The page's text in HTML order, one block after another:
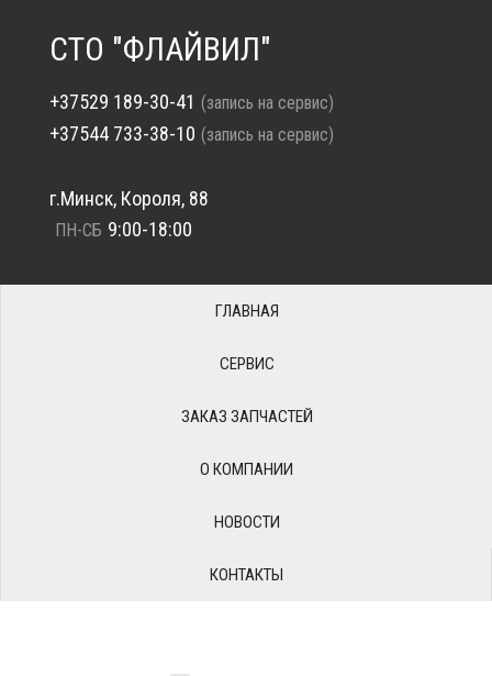
СТО "ФЛАЙВИЛ"
+37529 189-30-41 (запись на сервис)
+37544 733-38-10 (запись на сервис)
г.Минск, Короля, 88
ПН-СБ 9:00-18:00
ГЛАВНАЯ
СЕРВИС
ЗАКАЗ ЗАПЧАСТЕЙ
О КОМПАНИИ
НОВОСТИ
КОНТАКТЫ